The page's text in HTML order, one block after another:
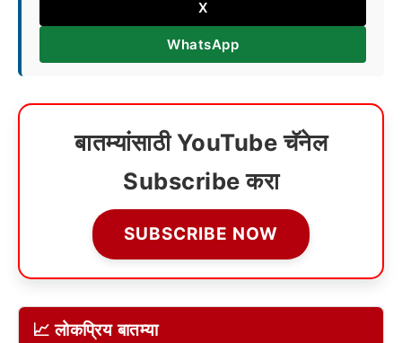
X
WhatsApp
बातम्यांसाठी YouTube चॅनेल
Subscribe करा
SUBSCRIBE NOW
📈 लोकप्रिय बातम्या